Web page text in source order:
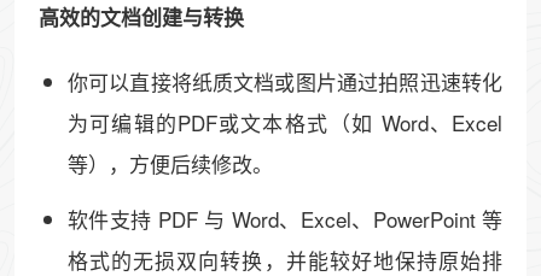
高效的文档创建与转换​​
你可以直接将纸质文档或图片​​通过拍照迅速转化
为可编辑的PDF或文本格式​​（如 Word、Excel
等），方便后续修改。
软件支持 ​​PDF 与 Word、Excel、PowerPoint 等
格式的无损双向转换​​，并能较好地保持原始排